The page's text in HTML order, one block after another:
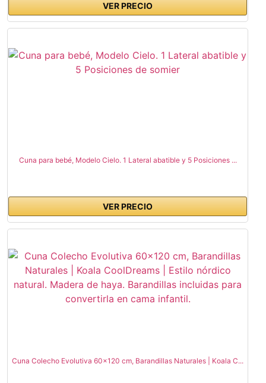
VER PRECIO
Cuna para bebé, Modelo Cielo. 1 Lateral abatible y 5 Posiciones ...
VER PRECIO
Cuna Colecho Evolutiva 60x120 cm, Barandillas Naturales | Koala C...